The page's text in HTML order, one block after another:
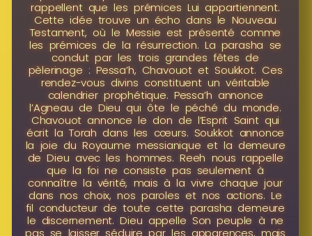
rappellent que les prémices Lui appartiennent.
Cette idée trouve un écho dans le Nouveau
Testament, où le Messie est présenté comme
les prémices de la résurrection. La parasha se
conclut par les trois grandes fêtes de
pèlerinage : Pessa’h, Chavouot et Soukkot. Ces
rendez-vous divins constituent un véritable
calendrier prophétique. Pessa’h annonce
l’Agneau de Dieu qui ôte le péché du monde.
Chavouot annonce le don de l’Esprit Saint qui
écrit la Torah dans les cœurs. Soukkot annonce
la joie du Royaume messianique et la demeure
de Dieu avec les hommes. Reeh nous rappelle
que la foi ne consiste pas seulement à
connaître la vérité, mais à la vivre chaque jour
dans nos choix, nos paroles et nos actions. Le
fil conducteur de toute cette parasha demeure
le discernement. Dieu appelle Son peuple à ne
pas se laisser séduire par les apparences, mais